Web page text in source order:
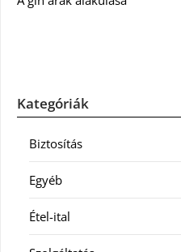
Kategóriák
Biztosítás
Egyéb
Étel-ital